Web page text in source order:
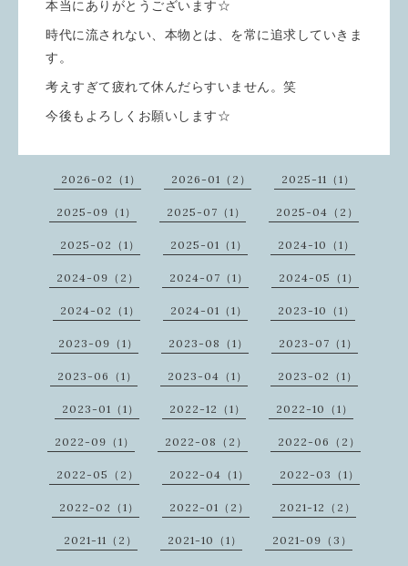
本当にありがとうございます☆
時代に流されない、本物とは、を常に追求していきま
す。
考えすぎて疲れて休んだらすいません。笑
今後もよろしくお願いします☆
2026-02（1） 2026-01（2） 2025-11（1）
2025-09（1） 2025-07（1） 2025-04（2）
2025-02（1） 2025-01（1） 2024-10（1）
2024-09（2） 2024-07（1） 2024-05（1）
2024-02（1） 2024-01（1） 2023-10（1）
2023-09（1） 2023-08（1） 2023-07（1）
2023-06（1） 2023-04（1） 2023-02（1）
2023-01（1） 2022-12（1） 2022-10（1）
2022-09（1） 2022-08（2） 2022-06（2）
2022-05（2） 2022-04（1） 2022-03（1）
2022-02（1） 2022-01（2） 2021-12（2）
2021-11（2） 2021-10（1） 2021-09（3）